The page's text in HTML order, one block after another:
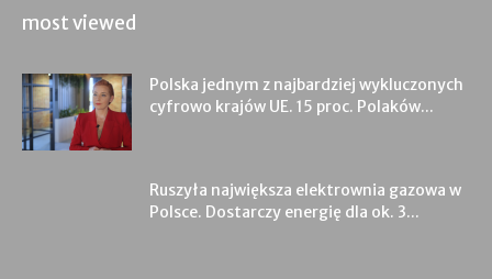
most viewed
Polska jednym z najbardziej wykluczonych
cyfrowo krajów UE. 15 proc. Polaków...
Ruszyła największa elektrownia gazowa w
Polsce. Dostarczy energię dla ok. 3...